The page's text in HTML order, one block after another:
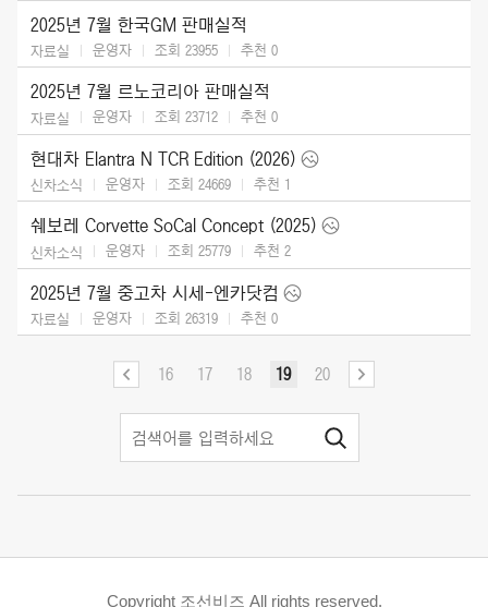
2025년 7월 한국GM 판매실적
자료실 운영자 조회 23955 추천 0
2025년 7월 르노코리아 판매실적
자료실 운영자 조회 23712 추천 0
현대차 Elantra N TCR Edition (2026)
신차소식 운영자 조회 24669 추천 1
쉐보레 Corvette SoCal Concept (2025)
신차소식 운영자 조회 25779 추천 2
2025년 7월 중고차 시세-엔카닷컴
자료실 운영자 조회 26319 추천 0
16 17 18 19 20
Copyright 조선비즈 All rights reserved.